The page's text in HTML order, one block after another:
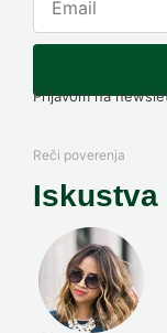
Prijavom na
Reči poverenja
Iskustva